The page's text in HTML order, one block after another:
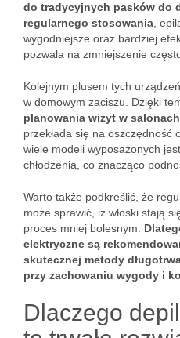
do tradycyjnych pasków do
regularnego stosowania ,
wygodniejsze oraz bardziej
pozwala na zmniejszenie
Kolejnym plusem tych
w domowym zaciszu. Dzięki
planowania wizyt w
przekłada się na oszczędność
wiele modeli wyposażonych
chłodzenia, co znacząco
Warto także podkreślić, że
może sprawić, iż włoski stają
proces mniej bolesnym.
elektryczne są
skutecznej metody
przy zachowaniu wygody i
Dlaczego